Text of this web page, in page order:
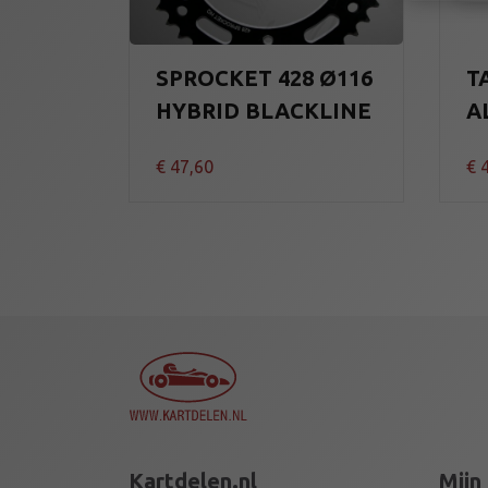
SPROCKET 428 Ø116
HYBRID BLACKLINE
€ 47,60 €
Kartdelen.nl Mijn